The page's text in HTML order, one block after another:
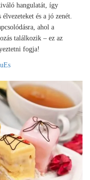
hangulatát, így
és a jó zenét.
ahol a
találkozik – ez az
fogja!